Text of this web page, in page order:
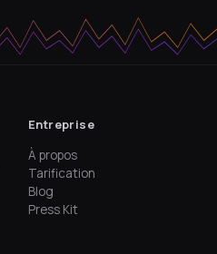
Entreprise
À propos
Tarification
Blog
Press Kit